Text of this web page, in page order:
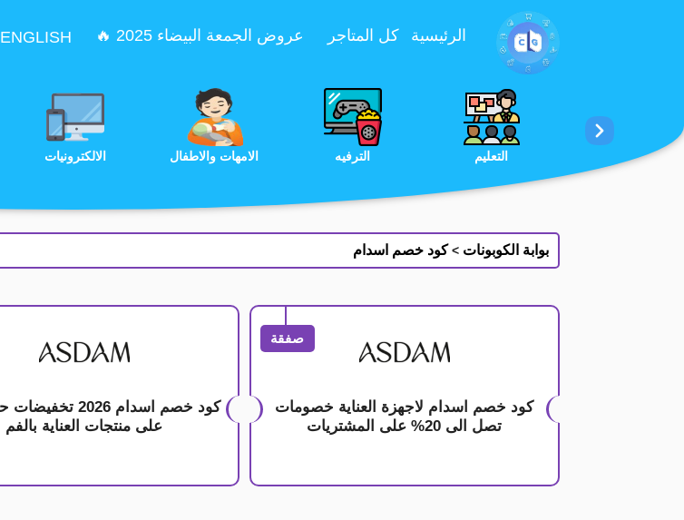
تخطي إلى المحتوى
الرئيسية كل المتاجر عروض الجمعة البيضاء 2025 🔥 ENGLISH
الامهات والاطفال الترفيه التعليم الجمال والعناية الخدمات
بوابة الكوبونات > كود خصم اسدام
صفقة
كود خصم اسدام لاجهزة العناية خصومات
تصل الى 20% على المشتريات
على منتجات العناية بالفم